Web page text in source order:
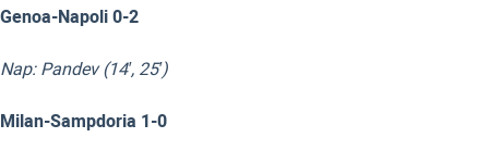
Genoa-Napoli 0-2
Nap: Pandev (14′, 25′)
Milan-Sampdoria 1-0